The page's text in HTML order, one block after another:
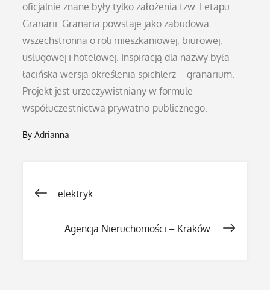
oficjalnie znane były tylko założenia tzw. I etapu
Granarii. Granaria powstaje jako zabudowa
wszechstronna o roli mieszkaniowej, biurowej,
usługowej i hotelowej. Inspiracją dla nazwy była
łacińska wersja określenia spichlerz – granarium.
Projekt jest urzeczywistniany w formule
współuczestnictwa prywatno-publicznego.
ByAdrianna
Nawigacja
wpisu
elektryk
Agencja Nieruchomości – Kraków.